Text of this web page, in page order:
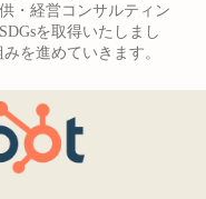
・経営コンサルティン
を取得いたしまし
を進めていきます。